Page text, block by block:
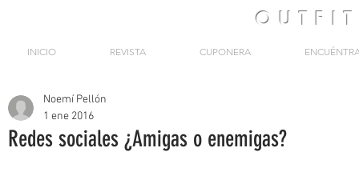
OUTFIT
INICIO REVISTA CUPONERA
Redes sociales ¿Amigas o enemigas?
Noemí Pellón
1 ene 2016